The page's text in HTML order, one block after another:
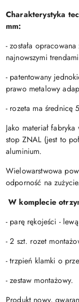
Charakterystyka
mm:
- została
najnowszymi
- patentowany
prawo metalowy
- rozeta ma średnicę
Jako materiał
stop ZNAL (jest to
aluminium.
Wielowarstwowa
odporność na
W komplecie
- parę rękojeści -
- 2 szt. rozet
- trzpień klamki o
- zestaw montażowy.
Produkt nowy,